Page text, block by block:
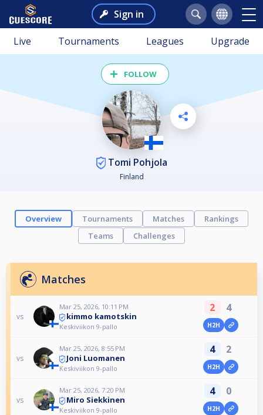
Sign in
Live Tournaments Leagues Upgrade
FOLLOW
Tomi Pohjola
Finland
Overview Tournaments Matches
Rankings
Teams
Challenges
Matches
vs
Mar 25, 2026, 10:11 PM
kimmo kamotskin
Keskiviikon 9-pallo
2 4
H2H
vs
Mar 25, 2026, 8:55 PM
Joni Luomanen
Keskiviikon 9-pallo
4 2
H2H
vs
Mar 25, 2026, 7:20 PM
Miro Siekkinen
Keskiviikon 9-pallo
4 0
H2H